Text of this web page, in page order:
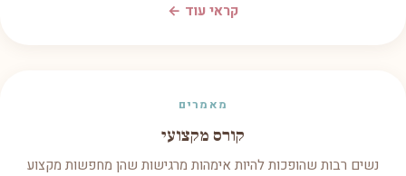
קראי עוד ←
מאמרים
קורס מקצועי
נשים רבות שהופכות להיות אימהות מרגישות שהן מחפשות מקצוע